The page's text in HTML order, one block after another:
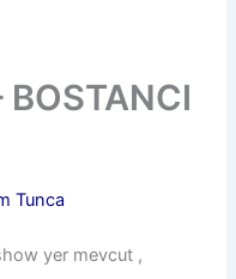
BOSTANCI
Tunca
yer mevcut ,